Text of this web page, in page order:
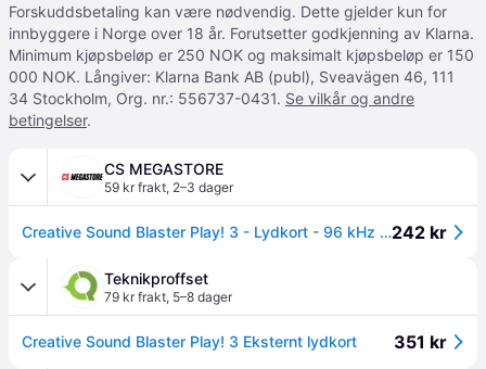
Forskuddsbetaling kan være nødvendig. Dette gjelder kun for
innbyggere i Norge over 18 år. Forutsetter godkjenning av Klarna.
Minimum kjøpsbeløp er 250 NOK og maksimalt kjøpsbeløp er 150
000 NOK. Långiver: Klarna Bank AB (publ), Sveavägen 46, 111
34 Stockholm, Org. nr.: 556737-0431. Se vilkår og andre
betingelser.
CS MEGASTORE
59 kr frakt, 2–3 dager
Creative Sound Blaster Play! 3 - Lydkort - 96 kHz - 93 dB SNR - stereo - USB242 kr
Teknikproffset
79 kr frakt, 5–8 dager
Creative Sound Blaster Play! 3 Eksternt lydkort 351 kr